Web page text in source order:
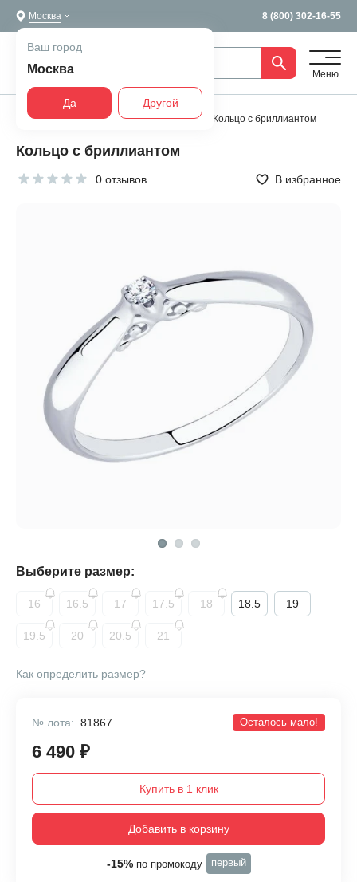
Москва 8 (800) 302-16-55
Ваш город
Москва
Да Другой
Меню
Главная Все украшения Кольца Кольцо с бриллиантом
Кольцо с бриллиантом
0 отзывов В избранное
Выберите размер:
16 16.5 17 17.5 18 18.5 19
19.5 20 20.5 21
Как определить размер?
№ лота: 81867 Осталось мало!
6 490 ₽
Купить в 1 клик
Добавить в корзину
-15%по промокоду первый